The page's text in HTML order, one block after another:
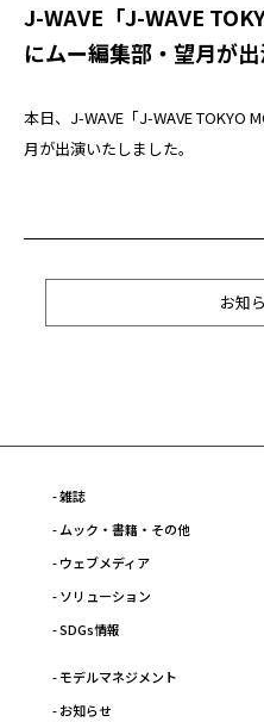
J-WAVE「J-WAVE
にムー編集部・望月が
本日、J-WAVE「J-WAVE TOKYO
月が出演いたしました。
お知
- 雑誌
- ムック・書籍・その他
- ウェブメディア
- ソリューション
- SDGs情報
- モデルマネジメント
- お知らせ